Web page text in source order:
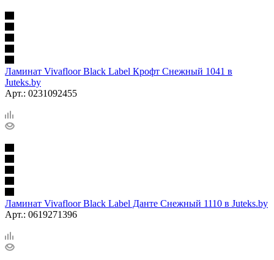
Ламинат Vivafloor Black Label Крофт Снежный 1041 в
Juteks.by
Арт.: 0231092455
Ламинат Vivafloor Black Label Данте Снежный 1110 в Juteks.by
Арт.: 0619271396